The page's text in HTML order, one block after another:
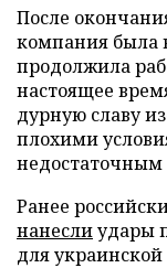
После
компания была
продолжила
настоящее
дурную славу
плохими
Ранее
нанеслиудары
для